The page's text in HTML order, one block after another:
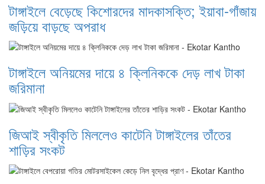
টাঙ্গাইলে বেড়েছে কিশোরদের মাদকাসক্তি; ইয়াবা-গাঁজায়
জড়িয়ে বাড়ছে অপরাধ
টাঙ্গাইলে অনিয়মের দায়ে ৪ ক্লিনিককে দেড় লাখ টাকা
জরিমানা
জিআই স্বীকৃতি মিললেও কাটেনি টাঙ্গাইলের তাঁতের
শাড়ির সংকট